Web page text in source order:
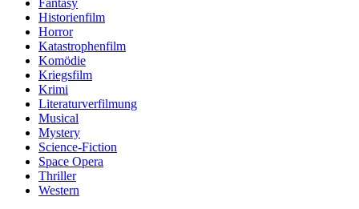
Fantasy
Historienfilm
Horror
Katastrophenfilm
Komödie
Kriegsfilm
Krimi
Literaturverfilmung
Musical
Mystery
Science-Fiction
Space Opera
Thriller
Western